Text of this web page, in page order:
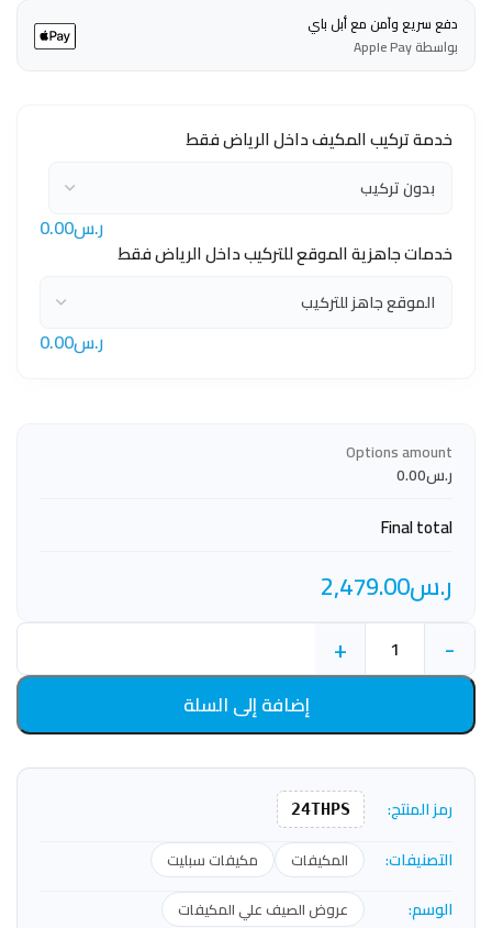
دفع سريع وآمن مع أبل باي
بواسطة Apple Pay
خدمة تركيب المكيف داخل الرياض فقط
ر.س0.00
خدمات جاهزية الموقع للتركيب داخل الرياض فقط
ر.س0.00
Options amount
ر.س0.00
Final total
ر.س2,479.00
-
+
إضافة إلى السلة
رمز المنتج: 24THPS
التصنيفات: المكيفات مكيفات سبليت
الوسم: عروض الصيف علي المكيفات